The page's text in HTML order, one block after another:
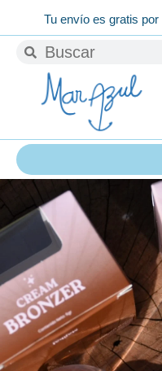
contenido
Tu envío es gratis
BuscarBuscar